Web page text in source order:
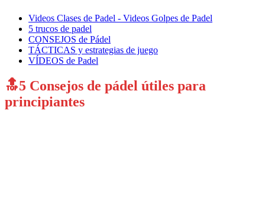
Videos Clases de Padel - Videos Golpes de Padel
5 trucos de padel
CONSEJOS de Pádel
TÁCTICAS y estrategias de juego
VÍDEOS de Padel
🔝5 Consejos de pádel útiles para
principiantes